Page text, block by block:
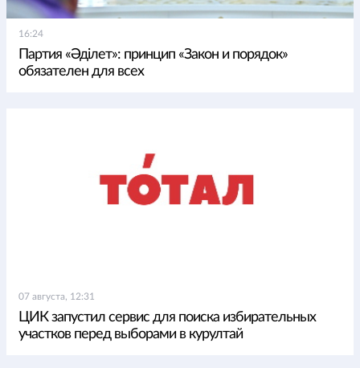
16:24
Партия «Әділет»: принцип «Закон и порядок»
обязателен для всех
07 августа, 12:31
ЦИК запустил сервис для поиска избирательных
участков перед выборами в курултай